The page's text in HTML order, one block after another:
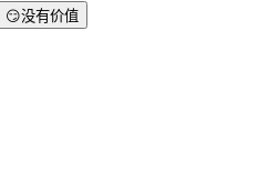
😏没有价值